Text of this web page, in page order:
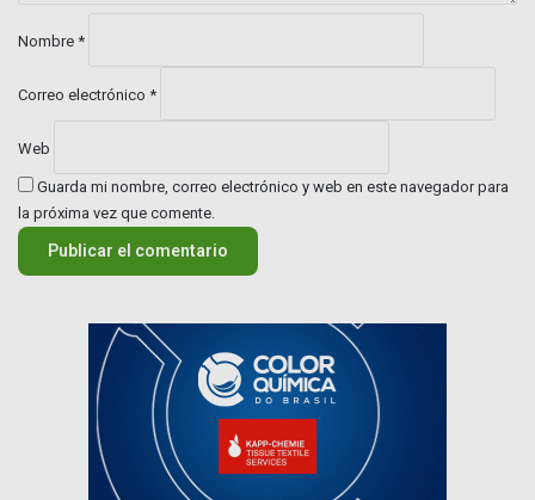
*Nombre *
Correo electrónico *
Web
Guarda mi nombre, correo electrónico y web en este navegador para
la próxima vez que comente.